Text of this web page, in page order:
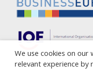
We use cookies on
relevant experience by